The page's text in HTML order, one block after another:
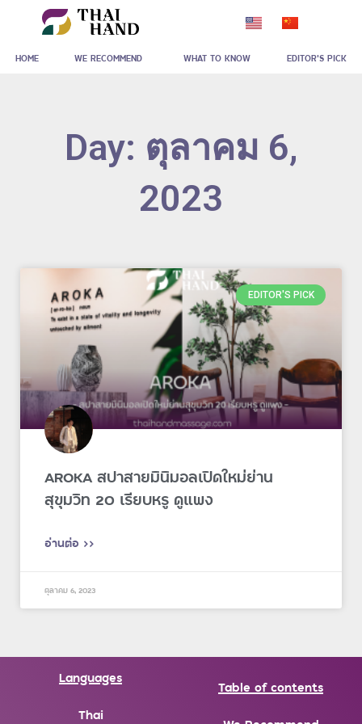
content
HOME WE RECOMMEND WHAT TO KNOW EDITOR'S PICK
Day: ตุลาคม 6,
2023
EDITOR'S PICK
AROKA สปาสายมินิมอลเปิดใหม่ย่าน
สุขุมวิท 20 เรียบหรู ดูแพง
อ่านต่อ >>
ตุลาคม 6, 2023
Languages
Thai
Table of contents